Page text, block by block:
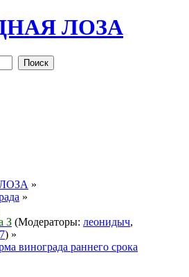
ЛОЗА
»
»
З (Модераторы: леонидыч,
) »
винограда раннего срока